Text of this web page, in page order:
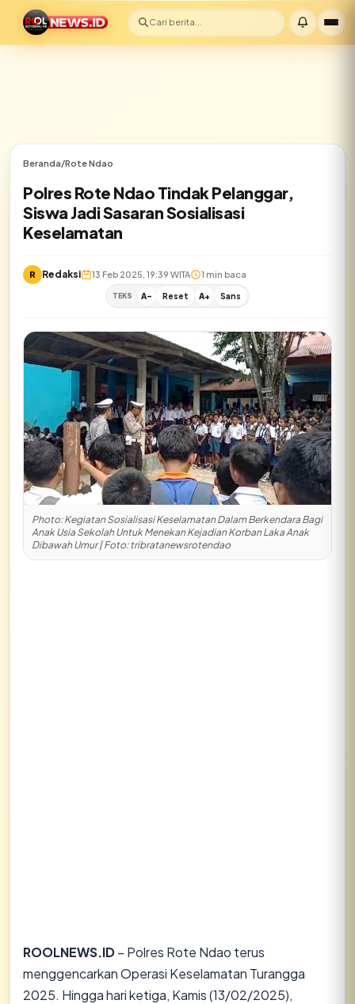
Cari berita...
Beranda/Rote Ndao
Polres Rote Ndao Tindak Pelanggar,
Siswa Jadi Sasaran Sosialisasi
Keselamatan
R Redaksi 13 Feb 2025, 19:39 WITA 1 min baca
TEKS A- Reset A+ Sans
Photo: Kegiatan Sosialisasi Keselamatan Dalam Berkendara Bagi
Anak Usia Sekolah Untuk Menekan Kejadian Korban Laka Anak
Dibawah Umur | Foto: tribratanewsrotendao
ROOLNEWS.ID– Polres Rote Ndao terus
menggencarkan Operasi Keselamatan Turangga
2025. Hingga hari ketiga, Kamis (13/02/2025),
✕
Lihat semua hasil →